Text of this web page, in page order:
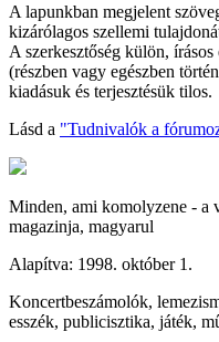
A lapunkban megjelent
kizárólagos szellemi
A szerkesztőség külön,
(részben vagy egészben
kiadásuk és terjesztésük tilos.
Lásd a "Tudnivalók a
Minden, ami komolyzene - a
magazinja, magyarul
Alapítva: 1998. október 1.
Koncertbeszámolók,
esszék, publicisztika, játék,